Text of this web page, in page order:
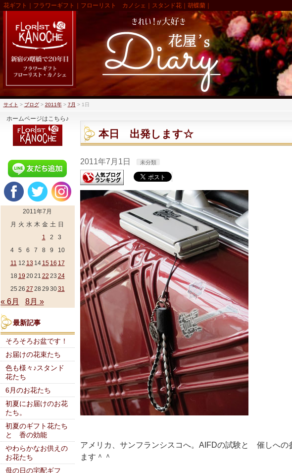
花ギフト｜フラワーギフト｜フローリスト カノシェ｜スタンド花｜胡蝶蘭｜
サイト > ブログ> 2011年> 7月 > 1日
本日 出発します☆
2011年7月1日 未分類
アメリカ、サンフランシスコへ。AIFDの試験と 催しへ
ます＾＾
ホームページはこちら♪
2011年7月
月 火 水 木 金 土 日
1
2
3
4
5 6 7 8 9
10
11 12 13 14 15 16 17
18 19 2021 22 23 24
25 26 27 28 29 3031
« 6月 8月 »
最新記事
そろそろお盆です！
お届けの花束たち
色も様々♪スタンド
花たち
6月のお花たち
初夏にお届けのお花
たち。
初夏のギフト花たち
と 香の効能
やわらかなお供えの
お花たち
母の日の宅配ギフ